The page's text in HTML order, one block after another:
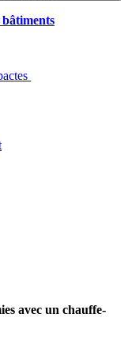
avec un chauffe-